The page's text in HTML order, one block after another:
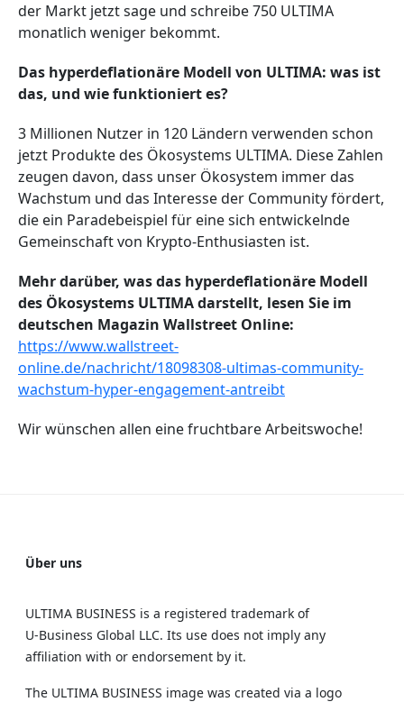
der Markt jetzt sage und schreibe 750 ULTIMA
monatlich weniger bekommt.
Das hyperdeflationäre Modell von ULTIMA: was ist
das, und wie funktioniert es?
3 Millionen Nutzer in 120 Ländern verwenden schon
jetzt Produkte des Ökosystems ULTIMA. Diese Zahlen
zeugen davon, dass unser Ökosystem immer das
Wachstum und das Interesse der Community fördert,
die ein Paradebeispiel für eine sich entwickelnde
Gemeinschaft von Krypto-Enthusiasten ist.
Mehr darüber, was das hyperdeflationäre Modell
des Ökosystems ULTIMA darstellt, lesen Sie im
deutschen Magazin Wallstreet Online:
https://www.wallstreet-
online.de/nachricht/18098308-ultimas-community-
wachstum-hyper-engagement-antreibt
Wir wünschen allen eine fruchtbare Arbeitswoche!
Über uns
ULTIMA BUSINESS is a registered trademark of
U‑Business Global LLC. Its use does not imply any
affiliation with or endorsement by it.
The ULTIMA BUSINESS image was created via a logo